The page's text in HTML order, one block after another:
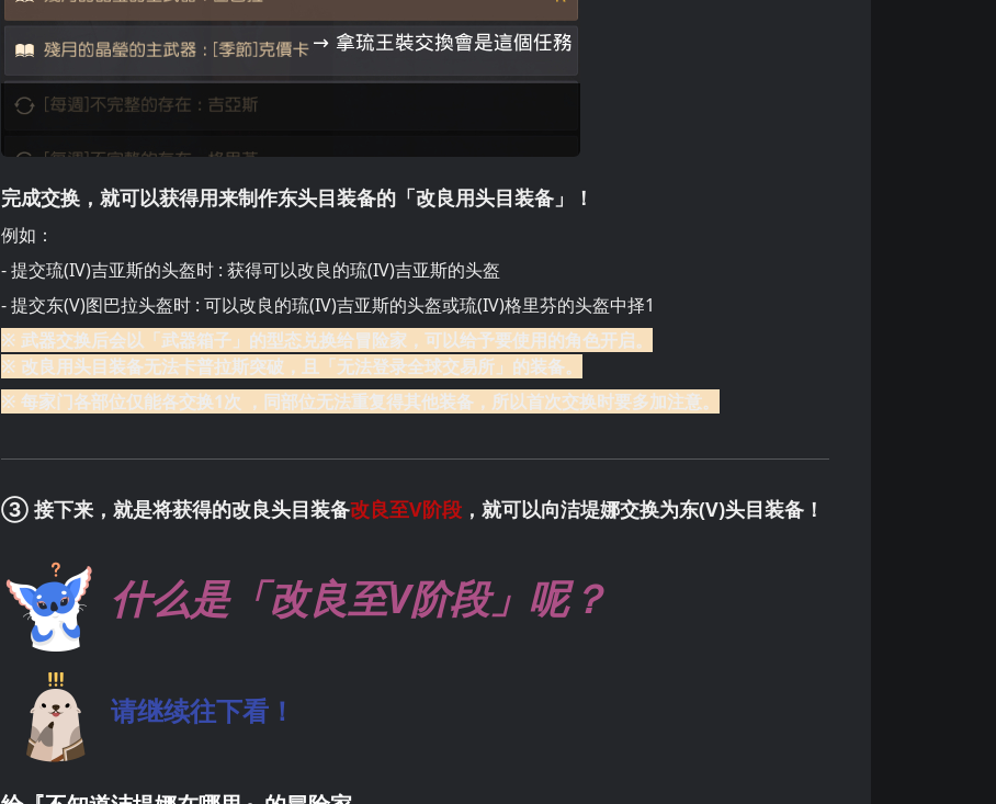
完成交换，就可以获得用来制作东头目装备的「改良用头目装备」！
例如：
- 提交琉(IV)吉亚斯的头盔时 : 获得可以改良的琉(IV)吉亚斯的头盔
- 提交东(V)图巴拉头盔时 : 可以改良的琉(IV)吉亚斯的头盔或琉(IV)格里芬的头盔中择1
※ 武器交换后会以「武器箱子」的型态兑换给冒险家，可以给予要使用的角色开启。
※ 改良用头目装备无法卡普拉斯突破，且「无法登录全球交易所」的装备。
※ 每家门各部位仅能各交换1次 ，同部位无法重复得其他装备，所以首次交换时要多加注意。
③ 接下来，就是将获得的改良头目装备改良至V阶段 ，就可以向洁堤娜交换为东(V)头目装备！
什么是「改良至V阶段」呢？
请继续往下看！